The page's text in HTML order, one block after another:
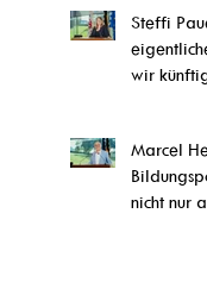
Steffi
wir
Marcel
nicht nur